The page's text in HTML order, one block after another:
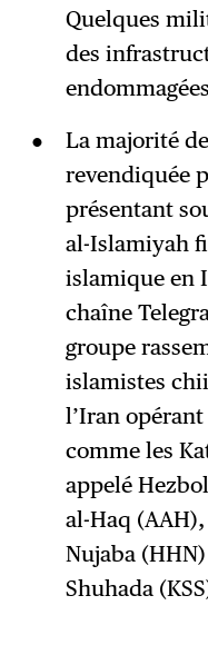
Quelques
des
La majorité
revendiquée
présentant
al-Islamiyah
islamique en
chaîne
groupe
islamistes
l’Iran
comme les
appelé
al-Haq
Nujaba
Shuhada